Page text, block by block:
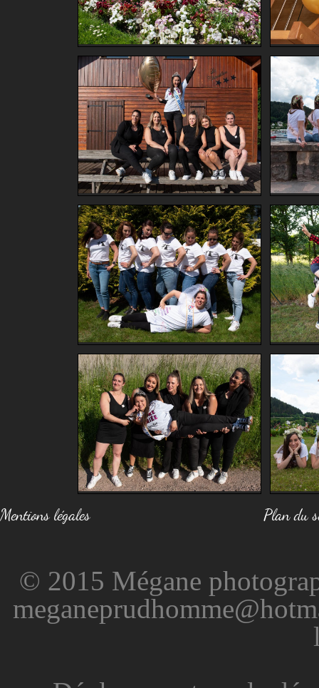
Mentions légales Plan du
© 2015 Mégane